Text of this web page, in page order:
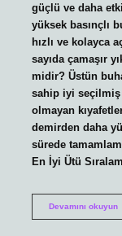
güçlü ve daha
yüksek basınçlı
hızlı ve kolayca
sayıda çamaşır
midir? Üstün
sahip iyi
olmayan
demirden daha
sürede
En İyi Ütü
Devamını okuyun